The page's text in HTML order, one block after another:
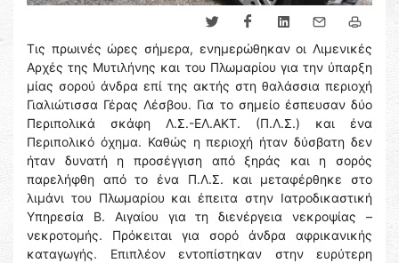
Τις πρωινές ώρες σήμερα, ενημερώθηκαν οι Λιμενικές
Αρχές της Μυτιλήνης και του Πλωμαρίου για την ύπαρξη
μίας σορού άνδρα επί της ακτής στη θαλάσσια περιοχή
Γιαλιώτισσα Γέρας Λέσβου. Για το σημείο έσπευσαν δύο
Περιπολικά σκάφη Λ.Σ.-ΕΛ.ΑΚΤ. (Π.Λ.Σ.) και ένα
Περιπολικό όχημα. Καθώς η περιοχή ήταν δύσβατη δεν
ήταν δυνατή η προσέγγιση από ξηράς και η σορός
παρελήφθη από το ένα Π.Λ.Σ. και μεταφέρθηκε στο
λιμάνι του Πλωμαρίου και έπειτα στην Ιατροδικαστική
Υπηρεσία Β. Αιγαίου για τη διενέργεια νεκροψίας –
νεκροτομής. Πρόκειται για σορό άνδρα αφρικανικής
καταγωγής. Επιπλέον εντοπίστηκαν στην ευρύτερη